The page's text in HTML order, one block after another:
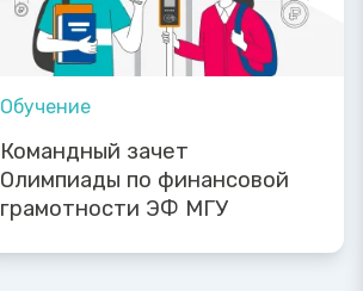
Обучение
Командный зачет
Олимпиады по финансовой
грамотности ЭФ МГУ